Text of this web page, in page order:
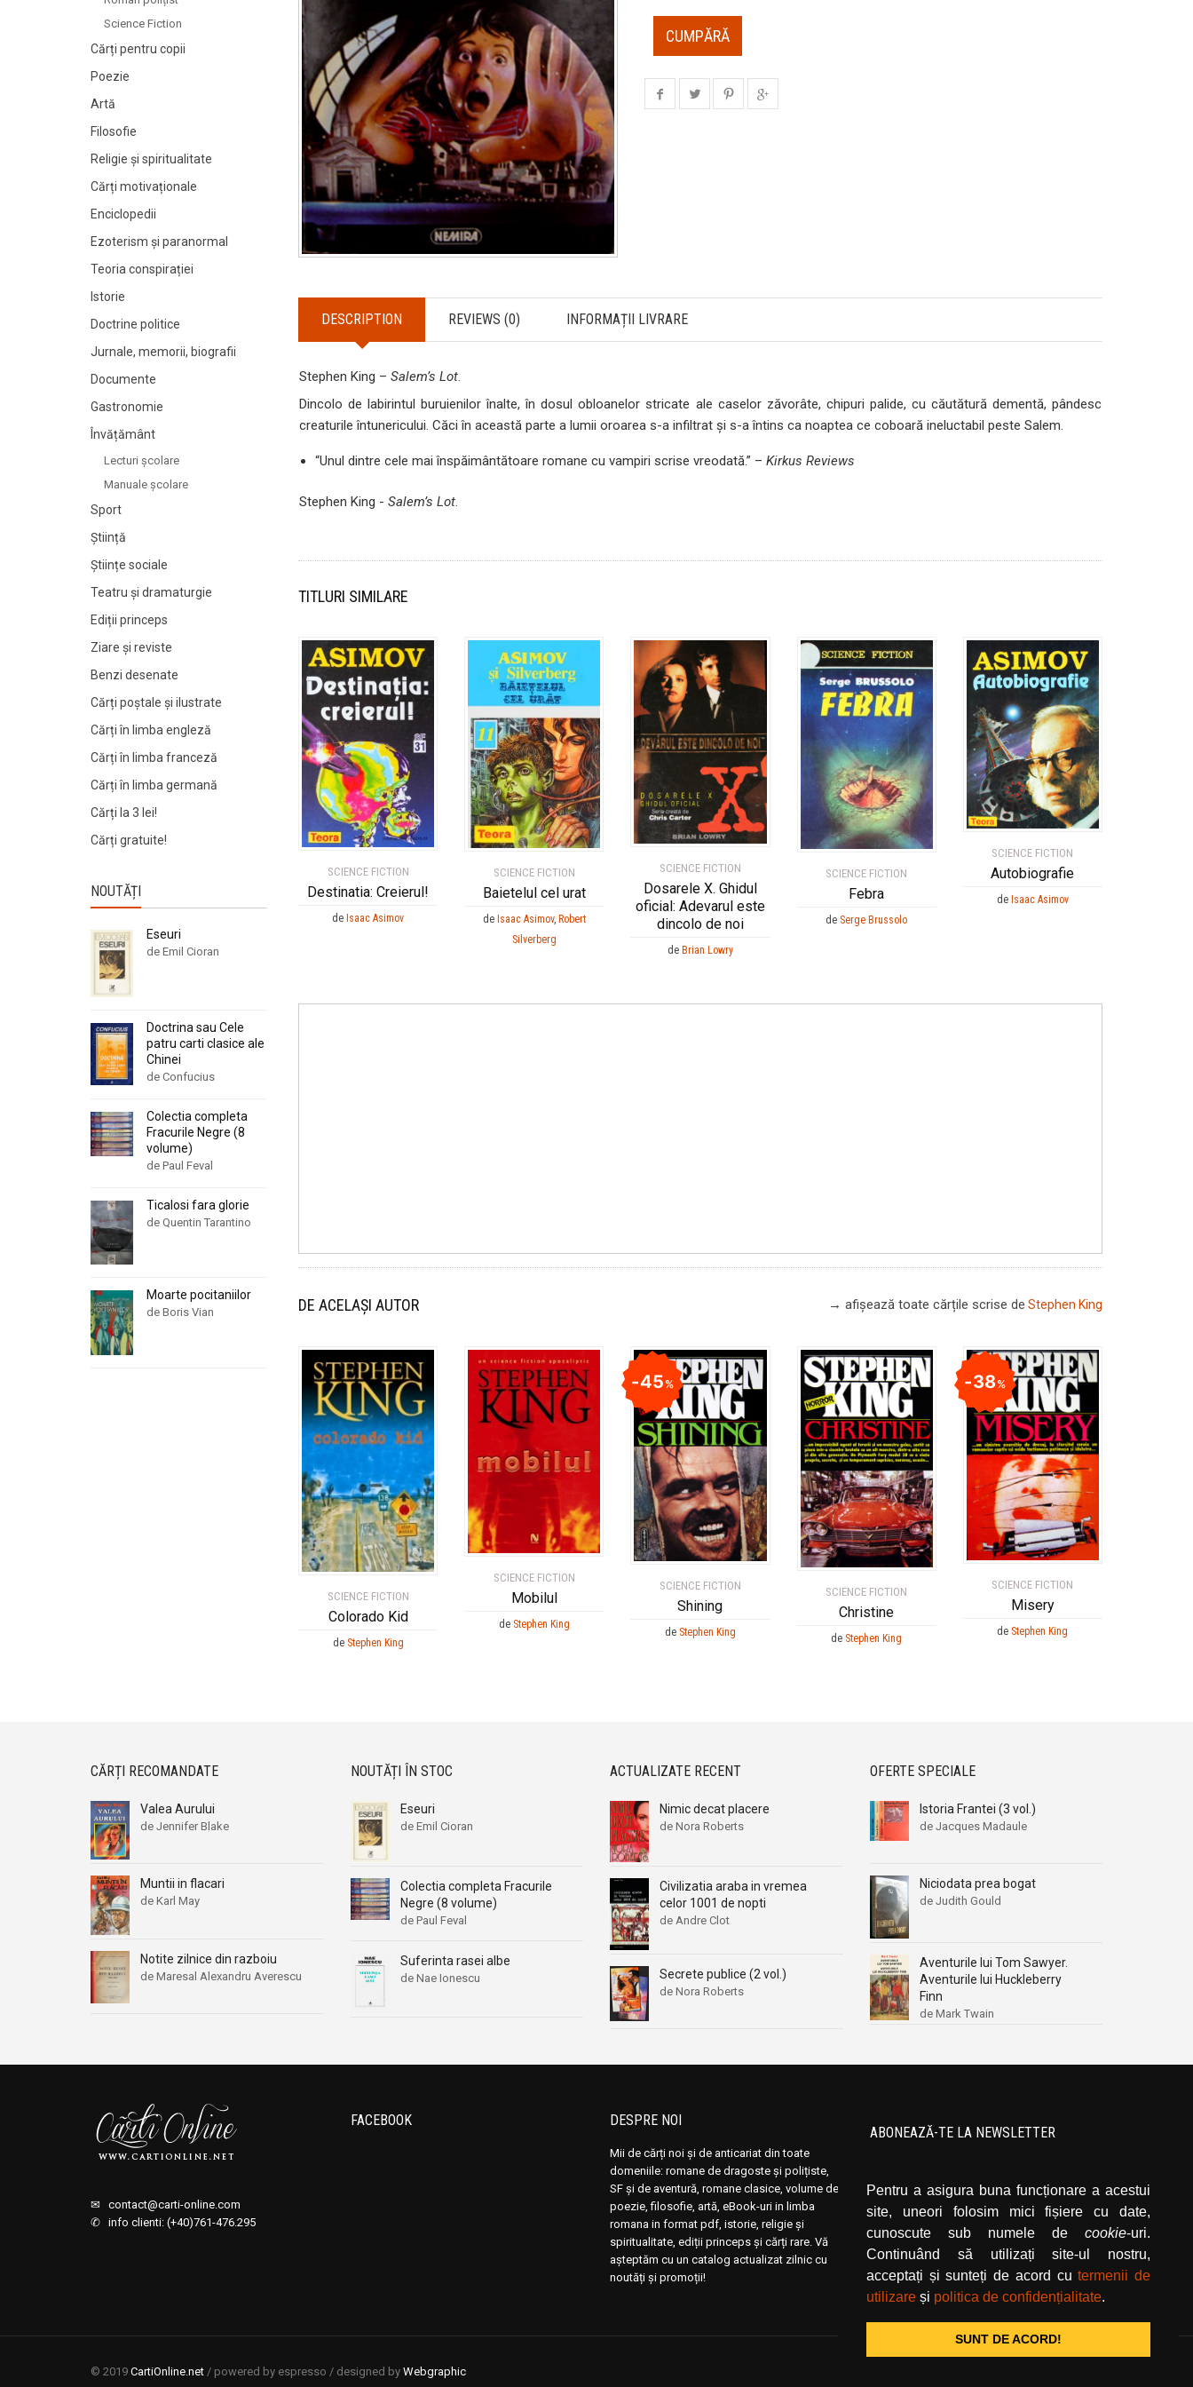
Pentru a asigura buna funcționare a acestui
site, uneori folosim mici fișiere cu date,
cunoscute sub numele de cookie-uri.
Continuând să utilizați site-ul nostru,
acceptați și sunteți de acord cutermenii de
utilizare și politica de confidențialitate.
SUNT DE ACORD!
CUMPĂRĂ
DESCRIPTION REVIEWS (0) INFORMAȚII LIVRARE
Stephen King – Salem’s Lot.
Dincolo de labirintul buruienilor înalte, în dosul obloanelor stricate ale caselor zăvorâte, chipuri palide, cu căutătură dementă, pândesc
creaturile întunericului. Căci în această parte a lumii oroarea s-a infiltrat şi s-a întins ca noaptea ce coboară ineluctabil peste Salem.
“Unul dintre cele mai înspăimântătoare romane cu vampiri scrise vreodată.” – Kirkus Reviews
Stephen King - Salem’s Lot.
TITLURI SIMILARE
SCIENCE FICTION
Destinatia: Creierul!
deIsaac Asimov
SCIENCE FICTION
Baietelul cel urat
de Isaac Asimov, Robert
Silverberg
SCIENCE FICTION
Dosarele X. Ghidul
oficial: Adevarul este
dincolo de noi
de Brian Lowry
SCIENCE FICTION
Febra
de Serge Brussolo
SCIENCE FICTION
Autobiografie
de Isaac Asimov
DE ACELAȘI AUTOR → afișează toate cărțile scrise de Stephen King
SCIENCE FICTION
Colorado Kid
de Stephen King
SCIENCE FICTION
Mobilul
de Stephen King
SCIENCE FICTION
Shining
45%
de Stephen King
SCIENCE FICTION
Christine
de Stephen King
SCIENCE FICTION
Misery
38%
de Stephen King
Science Fiction
Cărți pentru copii
Poezie
Artă
Filosofie
Religie și spiritualitate
Cărți motivaționale
Enciclopedii
Ezoterism și paranormal
Teoria conspirației
Istorie
Doctrine politice
Jurnale, memorii, biografii
Documente
Gastronomie
Învățământ
Lecturi şcolare
Manuale şcolare
Sport
Știință
Științe sociale
Teatru și dramaturgie
Ediții princeps
Ziare şi reviste
Benzi desenate
Cărți poștale și ilustrate
Cărți în limba engleză
Cărți în limba franceză
Cărți în limba germană
Cărți la 3 lei!
Cărți gratuite!
NOUTĂȚI
Eseuri
de Emil Cioran
Doctrina sau Cele
patru carti clasice ale
Chinei
de Confucius
Colectia completa
Fracurile Negre (8
volume)
de Paul Feval
Ticalosi fara glorie
de Quentin Tarantino
Moarte pocitaniilor
de Boris Vian
CĂRȚI RECOMANDATE
Valea Aurului
de Jennifer Blake
Muntii in flacari
de Karl May
Notite zilnice din razboiu
de Maresal Alexandru Averescu
NOUTĂȚI ÎN STOC
Eseuri
de Emil Cioran
Colectia completa Fracurile
Negre (8 volume)
de Paul Feval
Suferinta rasei albe
de Nae Ionescu
ACTUALIZATE RECENT
Nimic decat placere
de Nora Roberts
Civilizatia araba in vremea
celor 1001 de nopti
de Andre Clot
Secrete publice (2 vol.)
de Nora Roberts
OFERTE SPECIALE
Istoria Frantei (3 vol.)
de Jacques Madaule
Niciodata prea bogat
de Judith Gould
Aventurile lui Tom Sawyer.
Aventurile lui Huckleberry
Finn
de Mark Twain
✉ contact@carti-online.com
✆ info clienti: (+40)761-476.295
FACEBOOK DESPRE NOI
Mii de cărți noi și de anticariat din toate
domeniile: romane de dragoste și polițiste,
SF și de aventură, romane clasice, volume de
poezie, filosofie, artă, eBook-uri in limba
romana in format pdf, istorie, religie și
spiritualitate, ediții princeps și cărți rare. Vă
așteptăm cu un catalog actualizat zilnic cu
noutăți și promoții!
ABONEAZĂ-TE LA NEWSLETTER
pe butonul de abonare.
© 2019 CartiOnline.net / powered by espresso / designed by Webgraphic